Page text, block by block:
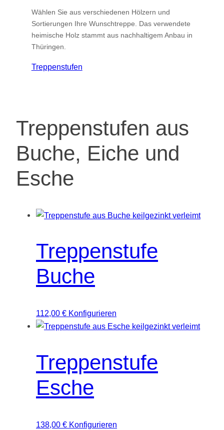
Wählen Sie aus verschiedenen Hölzern und
Sortierungen Ihre Wunschtreppe. Das verwendete
heimische Holz stammt aus nachhaltigem Anbau in
Thüringen.
Treppenstufen
Treppenstufen aus
Buche, Eiche und
Esche
Treppenstufe
Buche
112,00 € Konfigurieren
Treppenstufe
Esche
138,00 € Konfigurieren